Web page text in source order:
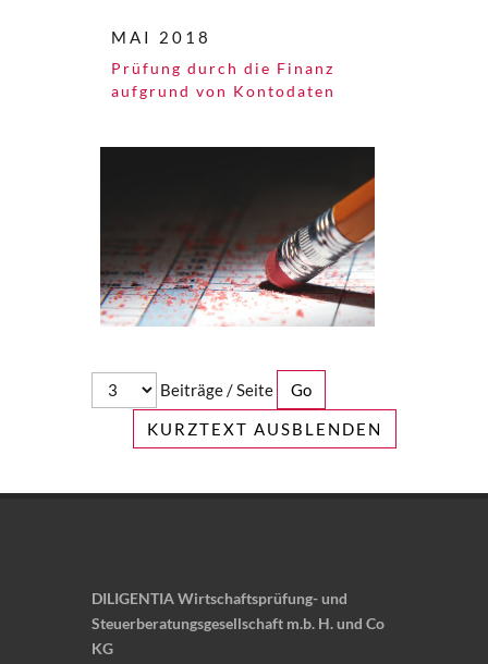
MAI 2018
Prüfung durch die Finanz
aufgrund von Kontodaten
Beiträge / Seite
KURZTEXT AUSBLENDEN
DILIGENTIA Wirtschaftsprüfung- und
Steuerberatungsgesellschaft m.b. H. und Co
KG